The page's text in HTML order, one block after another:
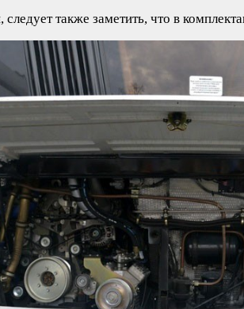
также заметить, что в